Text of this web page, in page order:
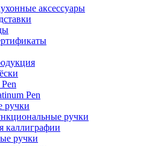
аксессуары
Pen
ручки
ручки
каллиграфии
ручки